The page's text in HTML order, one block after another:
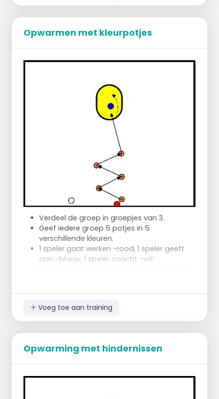
Opwarmen met kleurpotjes
Verdeel de groep in groepjes van 3.
Geef iedere groep 5 potjes in 5
verschillende kleuren.
1 speler gaat werken -rood, 1 speler geeft
aan -blauw, 1 speler coacht -wit.
en opnieuw moet starten, opnieuw in
slalom.
Als speler rood vanaf een kleurpotje scoort,
Oefening gaat door tot elk kleurpotje
gescoord is.
Voeg toe aan training
Opwarming met hindernissen